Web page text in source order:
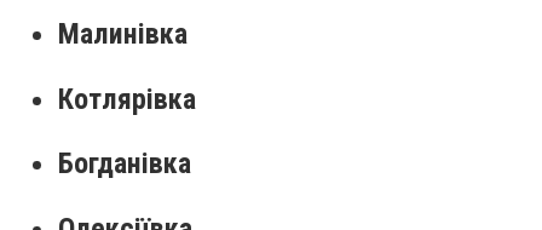
Малинівка
Котлярівка
Богданівка